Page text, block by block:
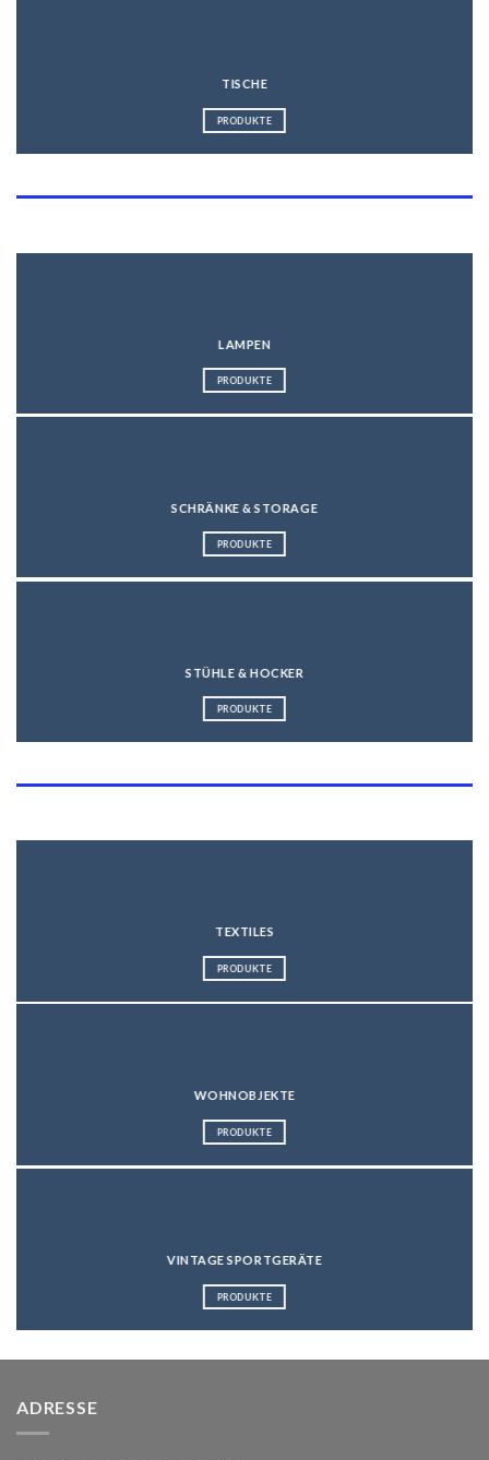
TISCHE
PRODUKTE
LAMPEN
PRODUKTE
SCHRÄNKE & STORAGE
PRODUKTE
STÜHLE & HOCKER
PRODUKTE
TEXTILES
PRODUKTE
WOHNOBJEKTE
PRODUKTE
VINTAGE SPORTGERÄTE
PRODUKTE
ADRESSE